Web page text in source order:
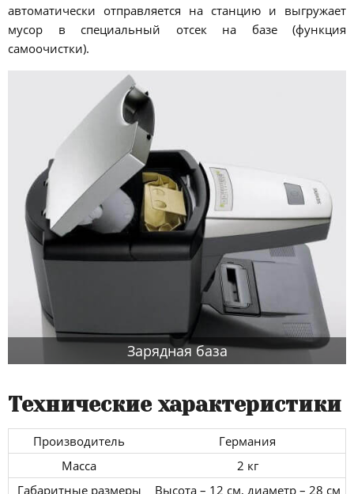
автоматически отправляется на станцию и выгружает
мусор в специальный отсек на базе (функция
самоочистки).
Зарядная база
Технические характеристики
Производитель
Германия
Масса
2 кг
Габаритные размеры
Высота – 12 см, диаметр – 28 см